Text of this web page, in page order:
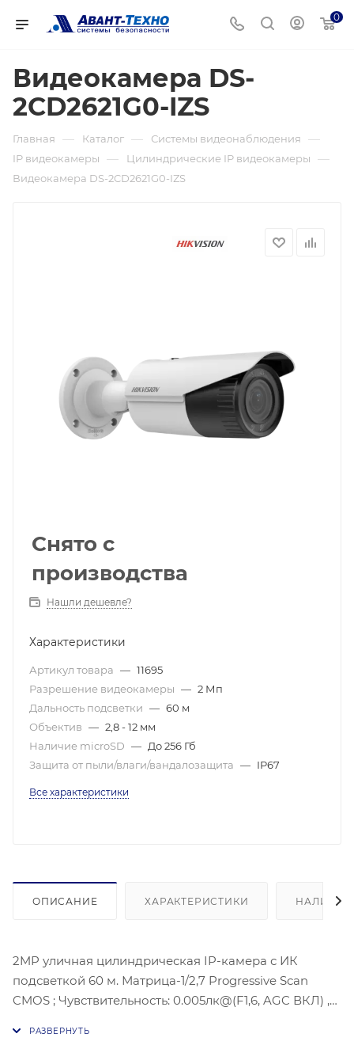
0
Видеокамера DS-
2CD2621G0-IZS
Главная — Каталог — Системы видеонаблюдения —
IP видеокамеры — Цилиндрические IP видеокамеры —
Видеокамера DS-2CD2621G0-IZS
Снято с
производства
Нашли дешевле?
Характеристики
Артикул товара — 11695
Разрешение видеокамеры — 2 Мп
Дальность подсветки — 60 м
Объектив — 2,8 - 12 мм
Наличие microSD — До 256 Гб
Защита от пыли/влаги/вандалозащита — IP67
Все характеристики
ОПИСАНИЕ ХАРАКТЕРИСТИКИ НАЛИЧИЕ
2MP уличная цилиндрическая IP-камера с ИК
подсветкой 60 м. Матрица-1/2,7 Progressive Scan
CMOS ; Чувствительность: 0.005лк@(F1,6, AGC ВКЛ) ,